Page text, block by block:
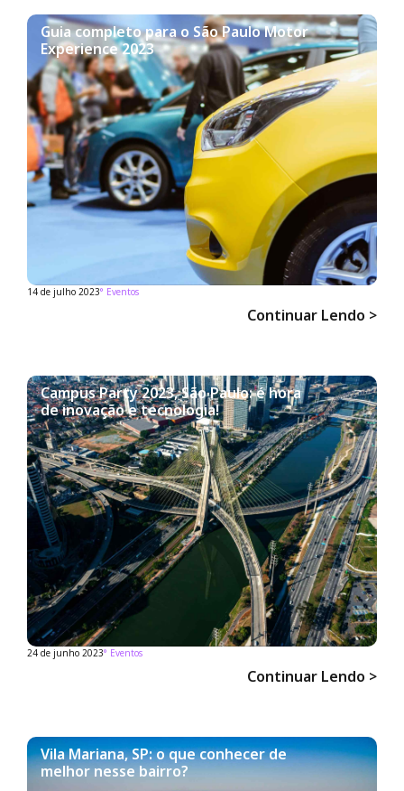
Guia completo para o São Paulo Motor
Experience 2023
14 de julho 2023° Eventos
Continuar Lendo >
Campus Party 2023, São Paulo: é hora
de inovação e tecnologia!
24 de junho 2023° Eventos
Continuar Lendo >
Vila Mariana, SP: o que conhecer de
melhor nesse bairro?